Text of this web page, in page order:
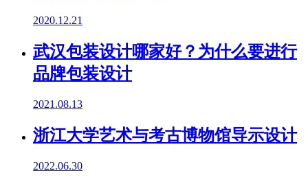
2020.12.21
武汉包装设计哪家好？为什么要进行
品牌包装设计
2021.08.13
浙江大学艺术与考古博物馆导示设计
2022.06.30